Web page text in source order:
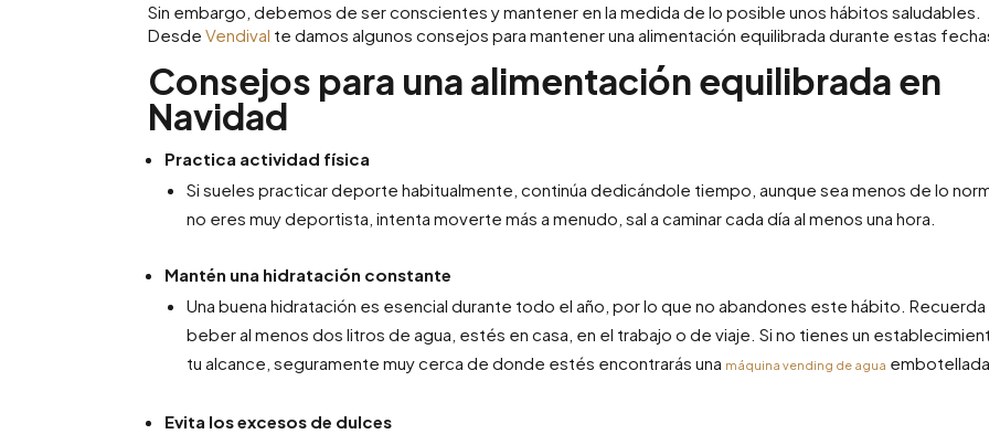
Sin embargo, debemos de ser conscientes y mantener en la medida de lo posible unos hábitos saludables.
DesdeVendival te damos algunos consejos para mantener una alimentación equilibrada durante estas
Consejos para una alimentación equilibrada en
Navidad
Practica actividad física
Si sueles practicar deporte habitualmente, continúa dedicándole tiempo, aunque sea menos de lo
no eres muy deportista, intenta moverte más a menudo, sal a caminar cada día al menos una hora.
Mantén una hidratación constante
Una buena hidratación es esencial durante todo el año, por lo que no abandones este hábito. Recuerda
beber al menos dos litros de agua, estés en casa, en el trabajo o de viaje. Si no tienes un
tu alcance, seguramente muy cerca de donde estés encontrarás una máquina vending de agua
Evita los excesos de dulces